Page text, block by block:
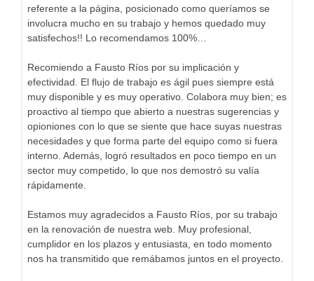
referente a la página, posicionado como queríamos se
involucra mucho en su trabajo y hemos quedado muy
satisfechos!! Lo recomendamos 100%…
Recomiendo a Fausto Ríos por su implicación y
efectividad. El flujo de trabajo es ágil pues siempre está
muy disponible y es muy operativo. Colabora muy bien; es
proactivo al tiempo que abierto a nuestras sugerencias y
opioniones con lo que se siente que hace suyas nuestras
necesidades y que forma parte del equipo como si fuera
interno. Además, logró resultados en poco tiempo en un
sector muy competido, lo que nos demostró su valía
rápidamente.
Estamos muy agradecidos a Fausto Ríos, por su trabajo
en la renovación de nuestra web. Muy profesional,
cumplidor en los plazos y entusiasta, en todo momento
nos ha transmitido que remábamos juntos en el proyecto.